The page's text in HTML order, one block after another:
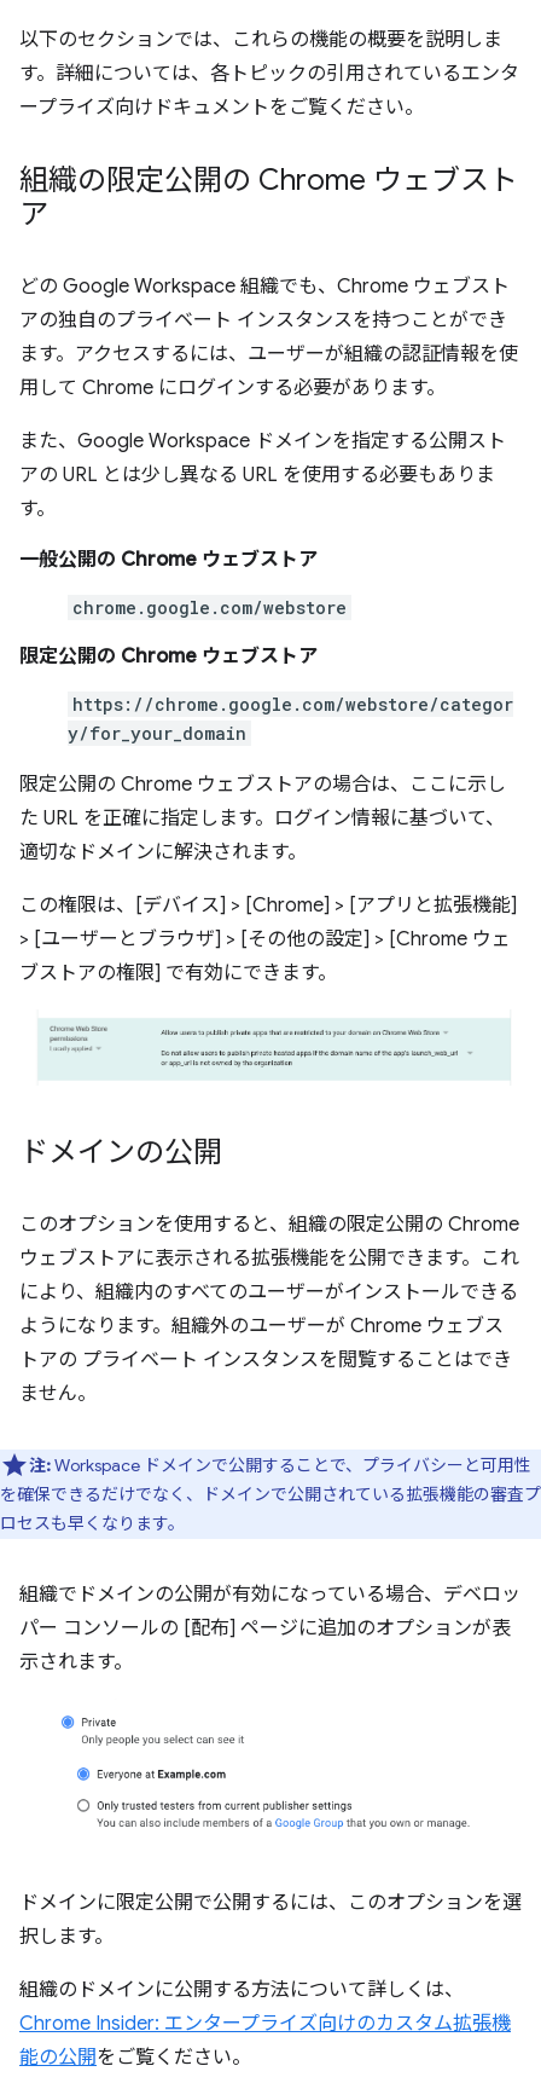
以下のセクションでは、これらの機能の概要を説明しま
す。詳細については、各トピックの引用されているエンタ
ープライズ向けドキュメントをご覧ください。
組織の限定公開の Chrome ウェブスト
ア
どの Google Workspace 組織でも、Chrome ウェブスト
アの独自のプライベート インスタンスを持つことができ
ます。アクセスするには、ユーザーが組織の認証情報を使
用して Chrome にログインする必要があります。
また、Google Workspace ドメインを指定する公開スト
アの URL とは少し異なる URL を使用する必要もありま
す。
一般公開の Chrome ウェブストア
chrome.google.com/webstore
限定公開の Chrome ウェブストア
https://chrome.google.com/webstore/categor
y/for_your_domain
限定公開の Chrome ウェブストアの場合は、ここに示し
た URL を正確に指定します。ログイン情報に基づいて、
適切なドメインに解決されます。
この権限は、[デバイス] > [Chrome] > [アプリと拡張機能]
> [ユーザーとブラウザ] > [その他の設定] > [Chrome ウェ
ブストアの権限] で有効にできます。
ドメインの公開
このオプションを使用すると、組織の限定公開の Chrome
ウェブストアに表示される拡張機能を公開できます。これ
により、組織内のすべてのユーザーがインストールできる
ようになります。組織外のユーザーが Chrome ウェブス
トアの プライベート インスタンスを閲覧することはでき
ません。
注:Workspace ドメインで公開することで、プライバシーと可用性
を確保できるだけでなく、ドメインで公開されている拡張機能の審査プ
ロセスも早くなります。
組織でドメインの公開が有効になっている場合、デベロッ
パー コンソールの [配布] ページに追加のオプションが表
示されます。
ドメインに限定公開で公開するには、このオプションを選
択します。
組織のドメインに公開する方法について詳しくは、
Chrome Insider: エンタープライズ向けのカスタム拡張機
能の公開をご覧ください。